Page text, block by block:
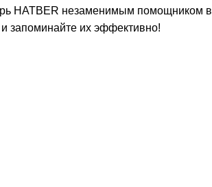
HATBER незаменимым помощником в
запоминайте их эффективно!